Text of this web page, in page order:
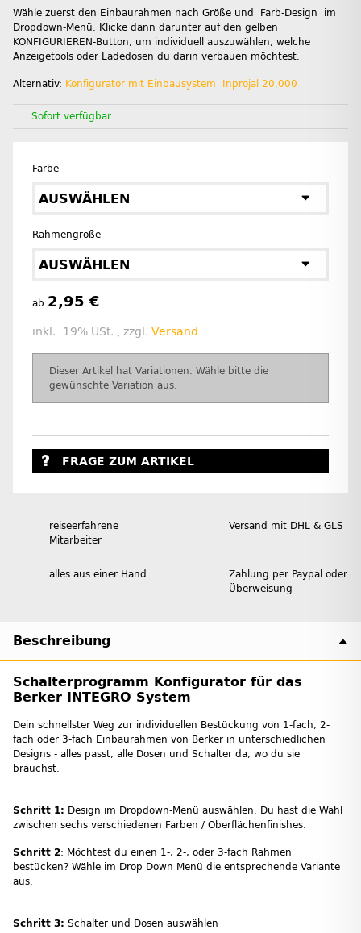
Wähle zuerst den Einbaurahmen nach Größe und Farb-Design im
Dropdown-Menü. Klicke dann darunter auf den gelben
KONFIGURIEREN-Button, um individuell auszuwählen, welche
Anzeigetools oder Ladedosen du darin verbauen möchtest.
Alternativ: Konfigurator mit Einbausystem Inprojal 20.000
Sofort verfügbar
Farbe
AUSWÄHLEN
Rahmengröße
AUSWÄHLEN
ab 2,95 €
inkl. 19% USt. , zzgl. Versand
xDieser Artikel hat Variationen. Wähle bitte die
gewünschte Variation aus.
FRAGE ZUM ARTIKEL
reiseerfahrene
Mitarbeiter
Versand mit DHL & GLS
alles aus einer Hand
Zahlung per Paypal oder
Überweisung
Beschreibung
Schalterprogramm Konfigurator für das
Berker INTEGRO System
Dein schnellster Weg zur individuellen Bestückung von 1-fach, 2-
fach oder 3-fach Einbaurahmen von Berker in unterschiedlichen
Designs - alles passt, alle Dosen und Schalter da, wo du sie
brauchst.
Schritt 1: Design im Dropdown-Menü auswählen. Du hast die Wahl
zwischen sechs verschiedenen Farben / Oberflächenfinishes.
Schritt 2: Möchtest du einen 1-, 2-, oder 3-fach Rahmen
bestücken? Wähle im Drop Down Menü die entsprechende Variante
aus.
Schritt 3: Schalter und Dosen auswählen